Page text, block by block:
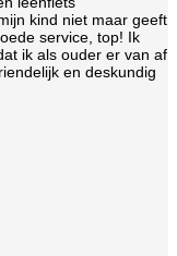
kind niet maar geeft
service, top! Ik
ik als ouder er van af
en deskundig